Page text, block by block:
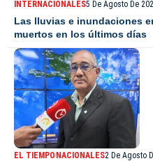
INTERNACIONALES5 De Agosto De
Las lluvias e inundaciones
muertos en los últimos días
EL TIEMPONACIONALES2 De Agosto